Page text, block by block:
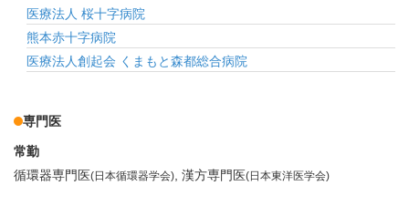
医療法人 桜十字病院
熊本赤十字病院
医療法人創起会 くまもと森都総合病院
専門医
常勤
循環器専門医(日本循環器学会) 漢方専門医(日本東洋医学会)